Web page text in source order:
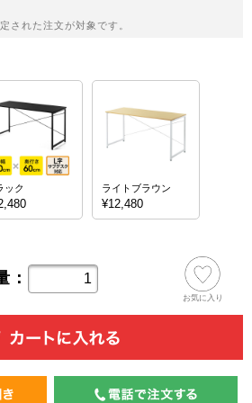
された注文が対象です。
ック ライトブラウン
¥12,480
：
お気に入り